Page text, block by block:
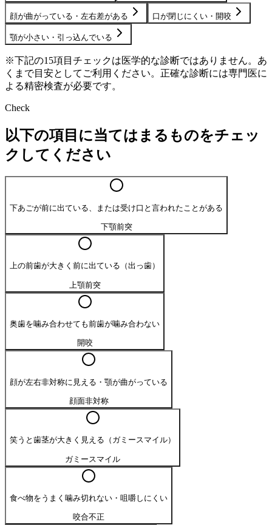
顔が曲がっている・左右差がある 口が閉じにくい・開咬
顎が小さい・引っ込んでいる
※下記の15項目チェックは医学的な診断ではありません。あ
くまで目安としてご利用ください。正確な診断には専門医に
よる精密検査が必要です。
Check
以下の項目に当てはまるものをチェッ
クしてください
下あごが前に出ている、または受け口と言われたことがある
下顎前突
上の前歯が大きく前に出ている（出っ歯）
上顎前突
奥歯を噛み合わせても前歯が噛み合わない
開咬
顔が左右非対称に見える・顎が曲がっている
顔面非対称
笑うと歯茎が大きく見える（ガミースマイル）
ガミースマイル
食べ物をうまく噛み切れない・咀嚼しにくい
咬合不正